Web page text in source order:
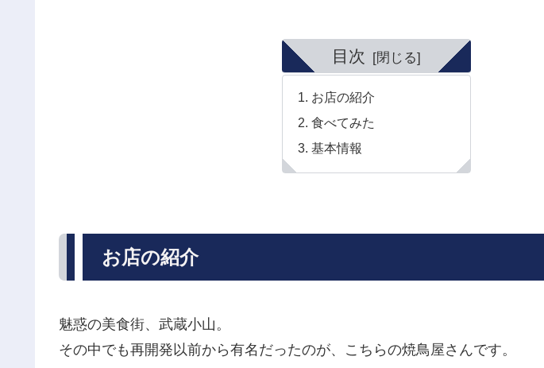
目次
お店の紹介
食べてみた
基本情報
お店の紹介
魅惑の美食街、武蔵小山。
その中でも再開発以前から有名だったのが、こちらの焼鳥屋さんです。